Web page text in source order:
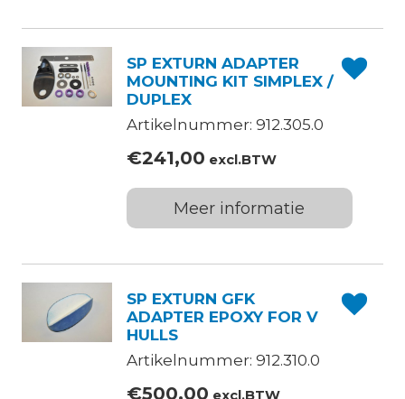
SP EXTURN ADAPTER
MOUNTING KIT SIMPLEX /
DUPLEX
Artikelnummer: 912.305.0
€241,00 excl.BTW
Meer informatie
SP EXTURN GFK
ADAPTER EPOXY FOR V
HULLS
Artikelnummer: 912.310.0
€500,00 excl.BTW